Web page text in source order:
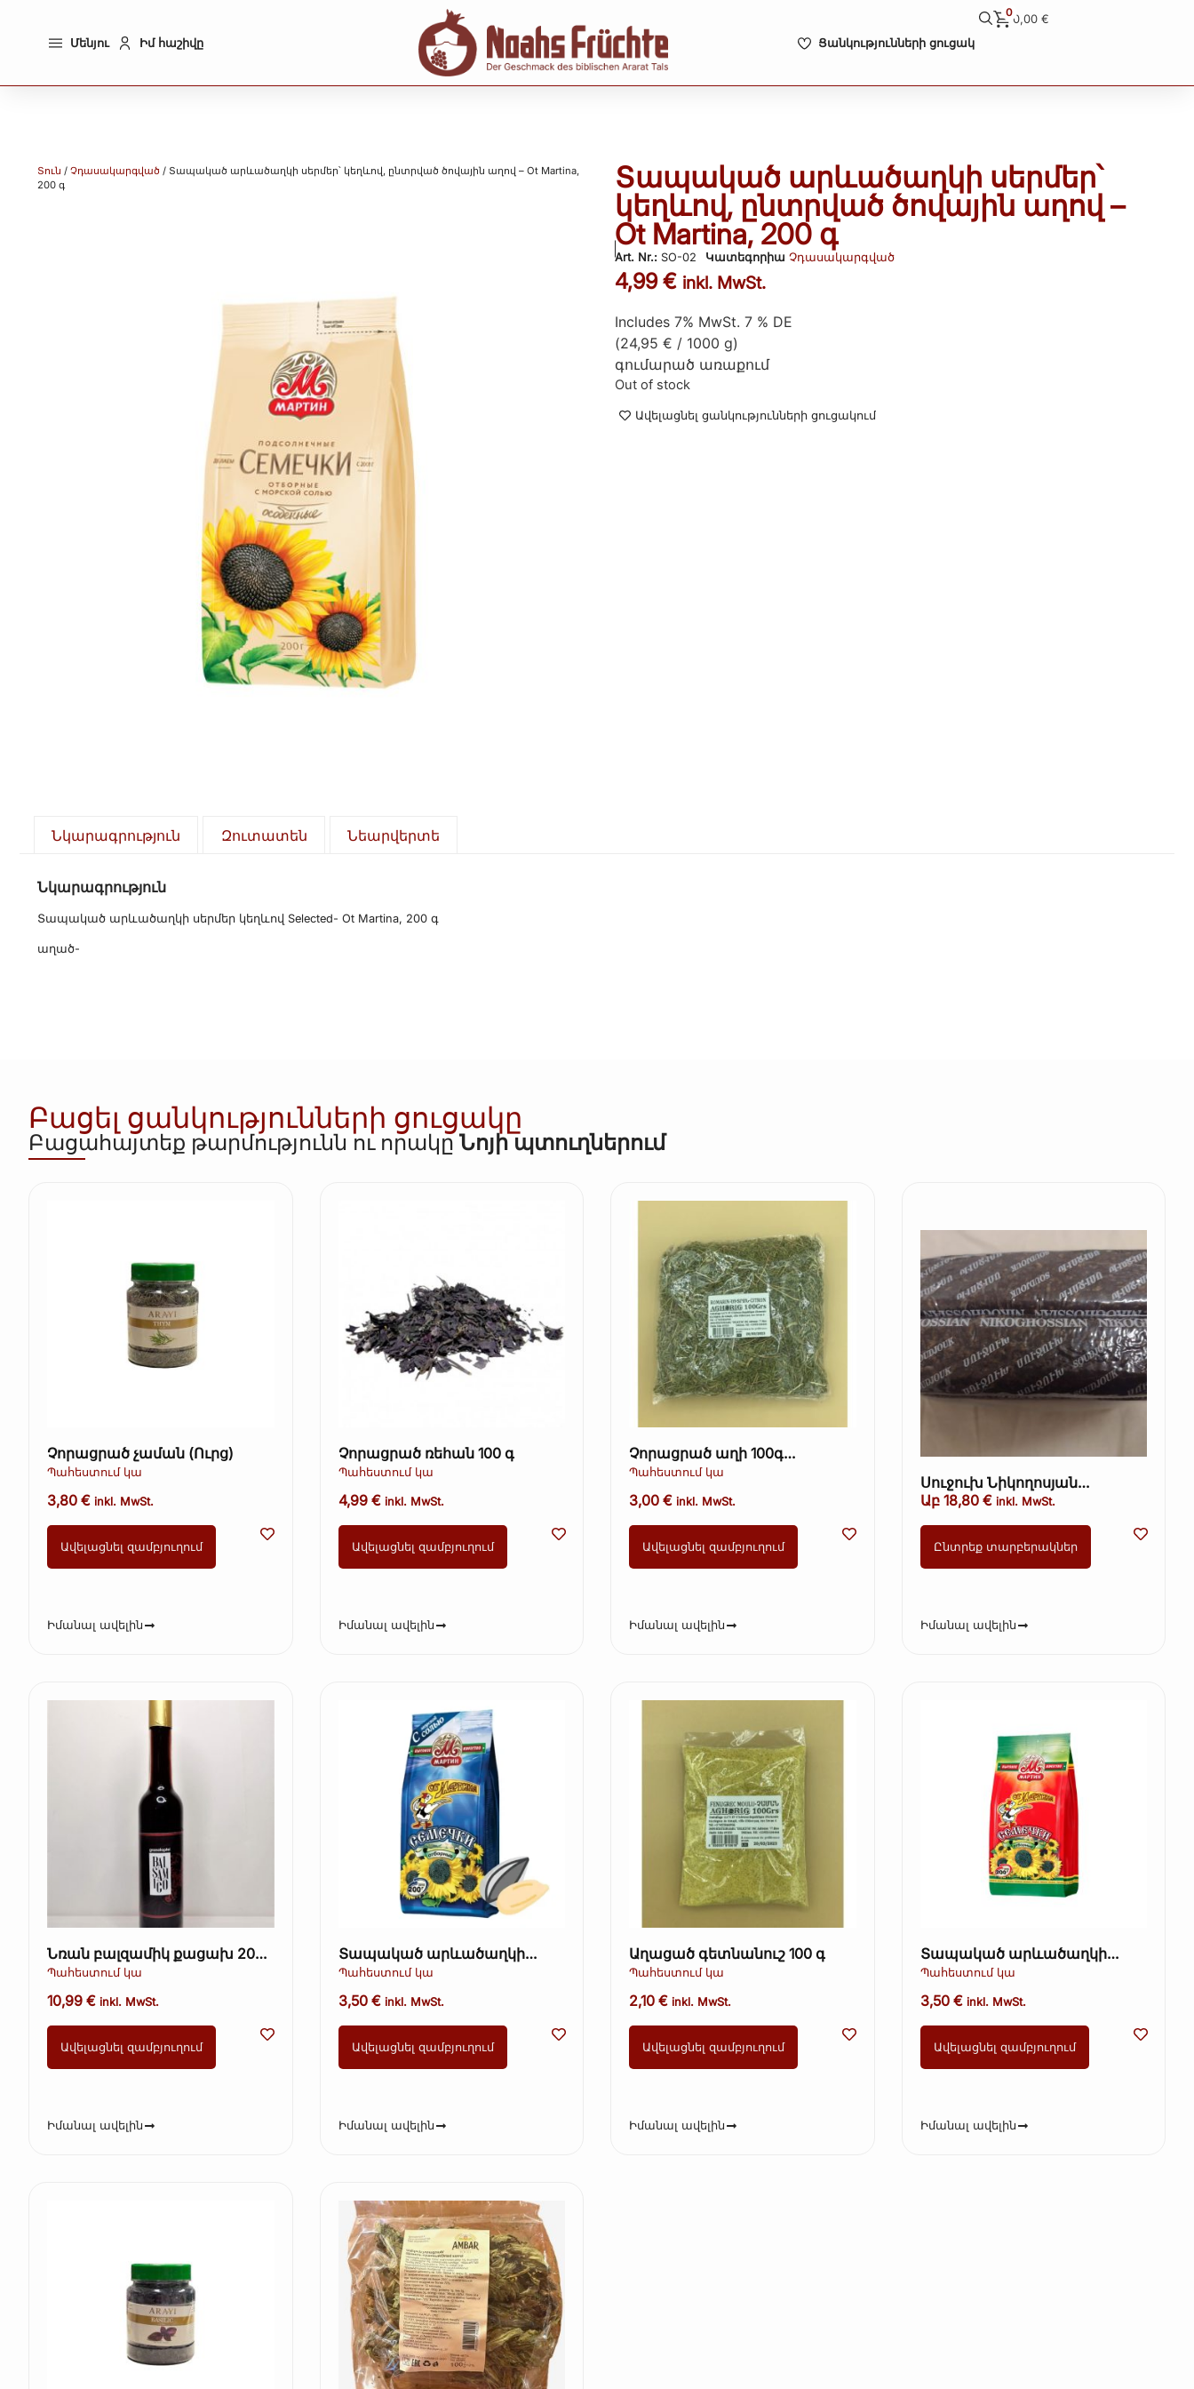
Մենյու Իմ հաշիվը Ցանկությունների ցուցակ
00,00€
Տուն / Չդասակարգված / Տապակած արևածաղկի սերմեր՝ կեղևով, ընտրված ծովային աղով – Ot Martina,
200 գ
Տապակած արևածաղկի սերմեր՝
կեղևով, ընտրված ծովային աղով –
Ot Martina, 200 գ
Art. Nr.: SO-02 Կատեգորիա Չդասակարգված
4,99€ inkl. MwSt.
Includes 7% MwSt. 7 % DE
(24,95 € / 1000 g)
գումարած առաքում
Out of stock
Ավելացնել ցանկությունների ցուցակում
Նկարագրություն Զուտատեն Նեարվերտե
Նկարագրություն
Տապակած արևածաղկի սերմեր կեղևով Selected- Ot Martina, 200 գ
աղած-
Բացել ցանկությունների ցուցակը
Բացահայտեք թարմությունն ու որակը Նոյի պտուղներում
Չորացրած չաման (Ուրց)
Պահեստում կա
3,80 € inkl. MwSt.
Ավելացնել զամբյուղում
Իմանալ ավելին
Չորացրած ռեհան 100 գ
Պահեստում կա
4,99 € inkl. MwSt.
Ավելացնել զամբյուղում
Իմանալ ավելին
Չորացրած աղի 100գ
(Չորացրած աղի)
Պահեստում կա
3,00 € inkl. MwSt.
Ավելացնել զամբյուղում
Իմանալ ավելին
Սուջուխ Նիկողոսյան
(տավարի երշիկ, սխտորով
Աբ 18,80 € inkl. MwSt.
Ընտրեք տարբերակներ
Իմանալ ավելին
Նռան բալզամիկ քացախ 200
մլ
Պահեստում կա
10,99 € inkl. MwSt.
Ավելացնել զամբյուղում
Իմանալ ավելին
Տապակած արևածաղկի
սերմեր կեղևով – Ot Martina,
Պահեստում կա
3,50 € inkl. MwSt.
Ավելացնել զամբյուղում
Իմանալ ավելին
Աղացած գետնանուշ 100 գ
Պահեստում կա
2,10 € inkl. MwSt.
Ավելացնել զամբյուղում
Իմանալ ավելին
Տապակած արևածաղկի
սերմեր կեղևով – Ot Martina,
Պահեստում կա
3,50 € inkl. MwSt.
Ավելացնել զամբյուղում
Իմանալ ավելին